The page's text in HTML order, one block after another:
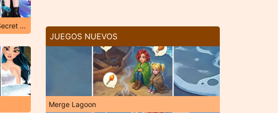
Princess 2017 Victoria Secret Show
JUEGOS NUEVOS
Merge Lagoon